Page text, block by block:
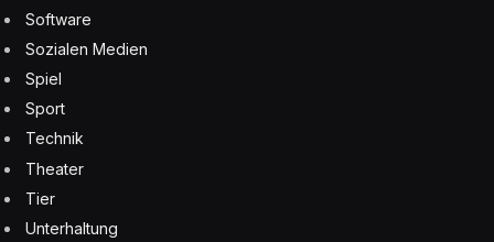
Software
Sozialen Medien
Spiel
Sport
Technik
Theater
Tier
Unterhaltung